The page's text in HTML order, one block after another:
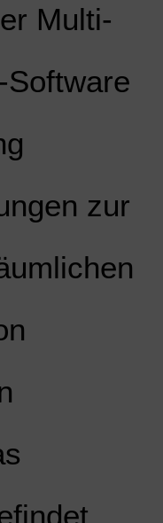
Multi-
zur